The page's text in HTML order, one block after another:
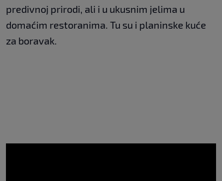
predivnoj prirodi, ali i u ukusnim jelima u
domaćim restoranima. Tu su i planinske kuće
za boravak.